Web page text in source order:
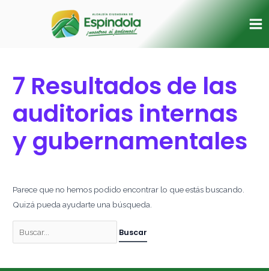
7 Resultados de las
auditorias internas
y gubernamentales
Parece que no hemos podido encontrar lo que estás buscando.
Quizá pueda ayudarte una búsqueda.